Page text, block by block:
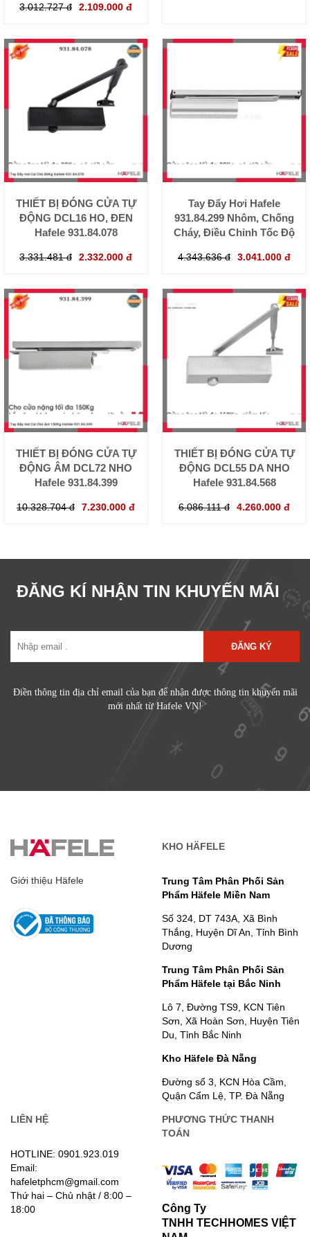
3.012.727 đ 2.109.000 đ
THIẾT BỊ ĐÓNG CỬA TỰ
ĐỘNG DCL16 HO, ĐEN
Hafele 931.84.078
3.331.481 đ 2.332.000 đ
Tay Đẩy Hơi Hafele
931.84.299 Nhôm, Chống
Cháy, Điều Chỉnh Tốc Độ
4.343.636 đ 3.041.000 đ
THIẾT BỊ ĐÓNG CỬA TỰ
ĐỘNG ÂM DCL72 NHO
Hafele 931.84.399
10.328.704 đ 7.230.000 đ
THIẾT BỊ ĐÓNG CỬA TỰ
ĐỘNG DCL55 DA NHO
Hafele 931.84.568
6.086.111 đ 4.260.000 đ
ĐĂNG KÍ NHẬN TIN KHUYẾN MÃI
ĐĂNG KÝ
Điền thông tin địa chỉ email của bạn để nhận được thông tin khuyến mãi
mới nhất từ Hafele VN!
Giới thiệu Häfele
KHO HÄFELE
Trung Tâm Phân Phối Sản
Phẩm Häfele Miền Nam
Số 324, DT 743A, Xã Bình
Thắng, Huyện Dĩ An, Tỉnh Bình
Dương
Trung Tâm Phân Phối Sản
Phẩm Häfele tại Bắc Ninh
Lô 7, Đường TS9, KCN Tiên
Sơn, Xã Hoàn Sơn, Huyện Tiên
Du, Tỉnh Bắc Ninh
Kho Häfele Đà Nẵng
Đường số 3, KCN Hòa Cầm,
Quận Cẩm Lệ, TP. Đà Nẵng
LIÊN HỆ
HOTLINE: 0901.923.019
Email:
hafeletphcm@gmail.com
Thứ hai – Chủ nhật / 8:00 –
18:00
PHƯƠNG THỨC THANH
TOÁN
Công Ty
TNHH TECHHOMES VIỆT